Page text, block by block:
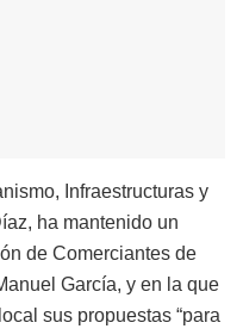
Infraestructuras y
ha mantenido un
de Comerciantes de
García, y en la que
sus propuestas “para